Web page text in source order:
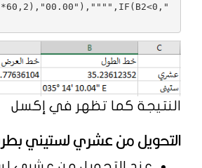
النتيجة كما تظهر في إكسل
التحويل من عشري لستيني